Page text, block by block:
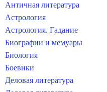
Античная литература
Астрология
Астрология. Гадание
Биографии и мемуары
Биология
Боевики
Деловая литература